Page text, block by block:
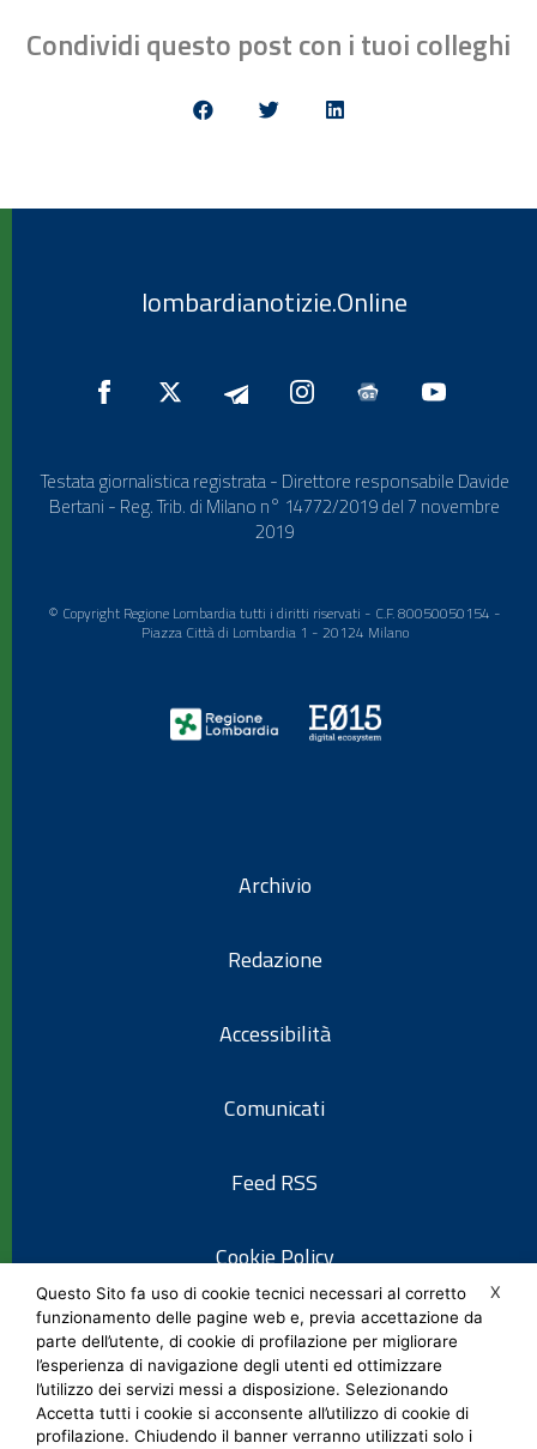
Condividi questo post con i tuoi colleghi
lombardianotizie.Online
Testata giornalistica registrata - Direttore responsabile Davide
Bertani - Reg. Trib. di Milano n° 14772/2019 del 7 novembre
2019
© Copyright Regione Lombardia tutti i diritti riservati - C.F. 80050050154 -
Piazza Città di Lombardia 1 - 20124 Milano
Archivio
Redazione
Accessibilità
Comunicati
Feed RSS
Cookie Policy
Informativa privacy
Note legali
X
Questo Sito fa uso di cookie tecnici necessari al corretto
funzionamento delle pagine web e, previa accettazione da
parte dell’utente, di cookie di profilazione per migliorare
l’esperienza di navigazione degli utenti ed ottimizzare
l’utilizzo dei servizi messi a disposizione. Selezionando
Accetta tutti i cookie si acconsente all’utilizzo di cookie di
profilazione. Chiudendo il banner verranno utilizzati solo i